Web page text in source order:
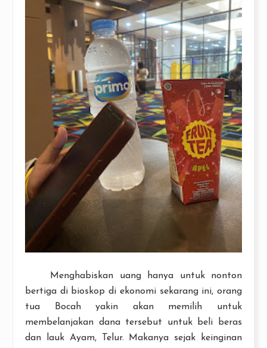
Menghabiskan uang hanya untuk nonton
bertiga di bioskop di ekonomi sekarang ini, orang
tua Bocah yakin akan memilih untuk
membelanjakan dana tersebut untuk beli beras
dan lauk Ayam, Telur. Makanya sejak keinginan